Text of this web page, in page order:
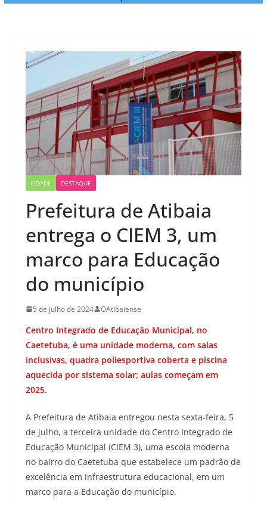
CIDADE DESTAQUE
Prefeitura de Atibaia
entrega o CIEM 3, um
marco para Educação
do município
5 de julho de 2024 OAtibaiense
Centro Integrado de Educação Municipal, no
Caetetuba, é uma unidade moderna, com salas
inclusivas, quadra poliesportiva coberta e piscina
aquecida por sistema solar; aulas começam em
2025.
A Prefeitura de Atibaia entregou nesta sexta-feira, 5
de julho, a terceira unidade do Centro Integrado de
Educação Municipal (CIEM 3), uma escola moderna
no bairro do Caetetuba que estabelece um padrão de
excelência em infraestrutura educacional, em um
marco para a Educação do município.